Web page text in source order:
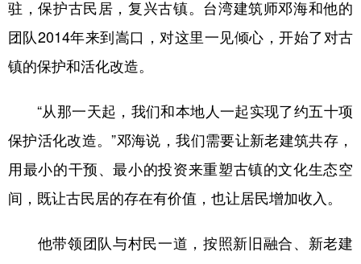
山东 河南 湖北 湖南
广西 海南 重庆
陕西 甘肃 青海 宁夏
新疆 内蒙古 黑龙江
多语种频道
English Español Français عربى
驻，保护古民居，复兴古镇。台湾建筑师邓海和他的
团队2014年来到嵩口，对这里一见倾心，开始了对古
镇的保护和活化改造。
“从那一天起，我们和本地人一起实现了约五十项
保护活化改造。”邓海说，我们需要让新老建筑共存，
用最小的干预、最小的投资来重塑古镇的文化生态空
间，既让古民居的存在有价值，也让居民增加收入。
他带领团队与村民一道，按照新旧融合、新老建